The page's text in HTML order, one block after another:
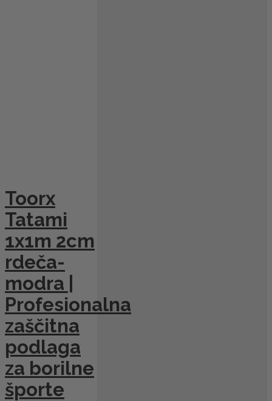
Toorx
Tatami
1x1m 2cm
rdeča-
modra |
Profesionalna
zaščitna
podlaga
za borilne
športe